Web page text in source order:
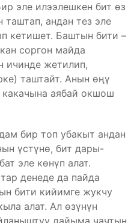
эле илээлешкен бит өз
андан тез эле
кетишет. Баштын бити –
соргон майда
ичинде жетилип,
таштайт. Анын өңү
аябай окшош
бир топ убакыт андан
үстүнө, бит дары-
эле көнүп алат.
денеде да пайда
бити кийимге жукчу
алат. Ал өзүнүн